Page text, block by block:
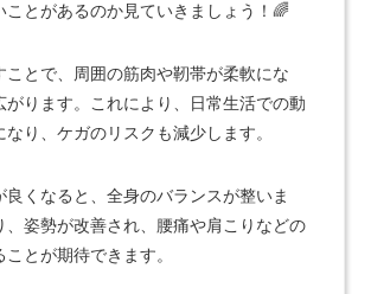
ことがあるのか見ていきましょう！🌈
ことで、周囲の筋肉や靭帯が柔軟にな
がります。これにより、日常生活での動
なり、ケガのリスクも減少します。
良くなると、全身のバランスが整いま
、姿勢が改善され、腰痛や肩こりなどの
とが期待できます。